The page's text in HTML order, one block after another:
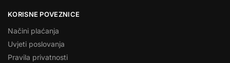
KORISNE POVEZNICE
Načini plaćanja
Uvjeti poslovanja
Pravila privatnosti